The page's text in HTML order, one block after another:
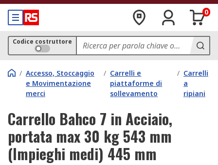
0
Codice costruttore
/ Accesso, Stoccaggio
e Movimentazione
merci
/ Carrelli e
piattaforme di
sollevamento
/ Carrelli
a
ripiani
Carrello Bahco 7 in Acciaio,
portata max 30 kg 543 mm
(Impieghi medi) 445 mm